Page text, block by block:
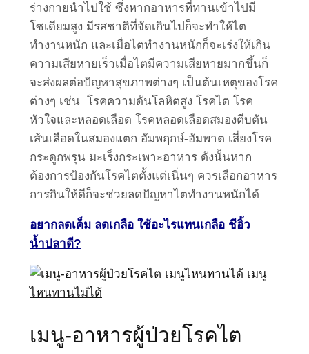
ร่างกายนำไปใช้ ซึ่งหากอาหารที่ทานเข้าไปมี
โซเดียมสูง มีรสชาติที่จัดเกินไปก็จะทำให้ไต
ทำงานหนัก และเมื่อไตทำงานหนักก็จะเร่งให้เกิน
ความเสียหายเร็วเมื่อไตมีความเสียหายมากขึ้นก็
จะส่งผลต่อปัญหาสุขภาพต่างๆ เป็นต้นเหตุของโรค
ต่างๆ เช่น โรคความดันโลหิตสูง โรคไต โรค
หัวใจและหลอดเลือด โรคหลอดเลือดสมองตีบตัน
เส้นเลือดในสมองแตก อัมพฤกษ์-อัมพาต เสี่ยงโรค
กระดูกพรุน มะเร็งกระเพาะอาหาร ดังนั้นหาก
ต้องการป้องกันโรคไตตั้งแต่เนิ่นๆ ควรเลือกอาหาร
การกินให้ดีก็จะช่วยลดปัญหาไตทำงานหนักได้
อยากลดเค็ม ลดเกลือ ใช้อะไรแทนเกลือ ชีอิ้ว
น้ำปลาดี?
เมนู-อาหารผู้ป่วยโรคไต